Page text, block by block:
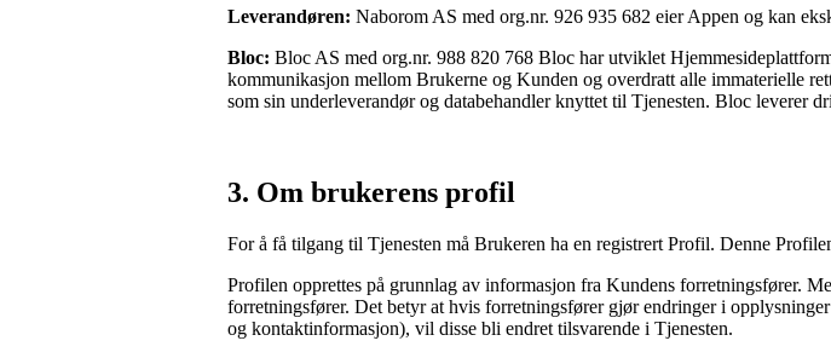
Leverandøren: Naborom AS med org.nr. 926 935 682 eier Appen og kan
Bloc: Bloc AS med org.nr. 988 820 768 Bloc har utviklet
kommunikasjon mellom Brukerne og Kunden og overdratt alle immaterielle
som sin underleverandør og databehandler knyttet til Tjenesten. Bloc leverer
3. Om brukerens profil
For å få tilgang til Tjenesten må Brukeren ha en registrert Profil. Denne
Profilen opprettes på grunnlag av informasjon fra Kundens forretningsfører.
forretningsfører. Det betyr at hvis forretningsfører gjør endringer i
og kontaktinformasjon), vil disse bli endret tilsvarende i Tjenesten.